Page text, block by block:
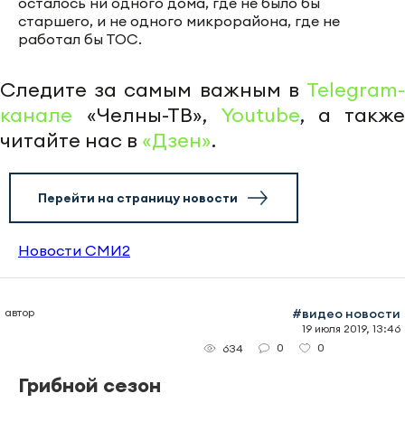
старшего, и не одного микрорайона, где не
работал бы ТОС.
Следите за самым важным в Telegram-
канале «Челны-ТВ», Youtube, а также
читайте нас в «Дзен».
Перейти на страницу новости
Новости СМИ2
автор #видео новости
19 июля 2019, 13:46
634
0 0
Грибной сезон